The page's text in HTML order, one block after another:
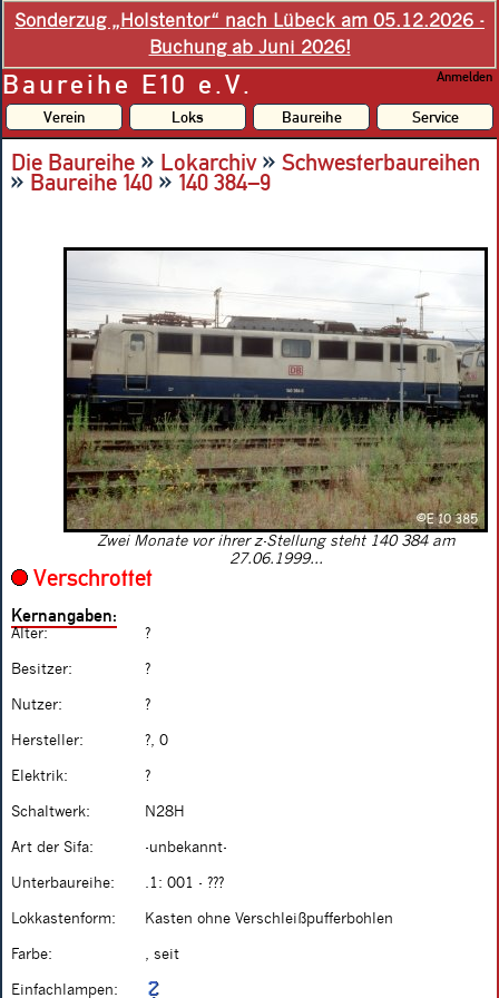
Sonderzug „Holstentor“ nach Lübeck am 05.12.2026 -
Buchung ab Juni 2026!
Baureihe E10 e.V. Anmelden
Verein Loks Baureihe Service
Die Baureihe » Lokarchiv» Schwesterbaureihen
»Baureihe 140 »140 384–9
Zwei Monate vor ihrer z-Stellung steht 140 384 am
27.06.1999...
Verschrottet
Kernangaben:
Alter: ?
Besitzer: ?
Nutzer: ?
Hersteller: ?, 0
Elektrik: ?
Schaltwerk: N28H
Art der Sifa: -unbekannt-
Unterbaureihe: .1: 001 - ???
Lokkastenform: Kasten ohne Verschleißpufferbohlen
Farbe: , seit
Einfachlampen: